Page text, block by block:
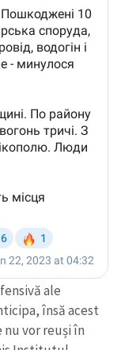
ale
însă acest
vor reuși în